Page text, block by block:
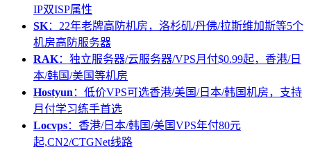
IP双ISP属性
SK：22年老牌高防机房，洛杉矶/丹佛/拉斯维加斯等5个
机房高防服务器
RAK：独立服务器/云服务器/VPS月付$0.99起，香港/日
本/韩国/美国等机房
Hostyun ：低价VPS可选香港/美国/日本/韩国机房，支持
月付学习练手首选
Locvps：香港/日本/韩国/美国VPS年付80元
起,CN2/CTGNet线路